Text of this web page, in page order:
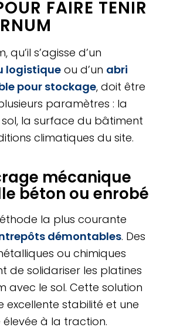
FAIRE TENIR
qu’il s’agisse d’un
logistique ou d’un abri
pour stockage, doit être
paramètres : la
la surface du bâtiment
climatiques du site.
mécanique
béton ou enrobé
la plus courante
démontables. Des
ou chimiques
de solidariser les platines
avec le sol. Cette solution
excellente stabilité et une
élevée à la traction.